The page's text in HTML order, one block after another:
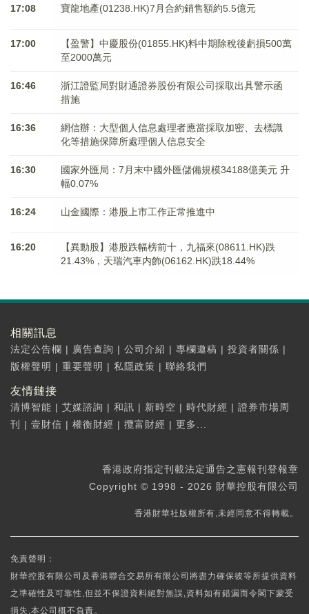
17:08 寶龍地產(01238.HK)7月合約銷售額約5.5億元
17:00
【盈警】中慶股份(01855.HK)料中期除稅後虧損500萬
至2000萬元
16:46
浙江證監局對財通證券股份有限公司採取出具警示函
措施
16:36
網信辦：大型個人信息處理者應當採取加密、去標識
化等措施保障所處理個人信息安全
16:30
國家外匯局：7月末中國外匯儲備規模34188億美元 升
幅0.07%
16:24 山金國際：港股上市工作正常推進中
16:20
【異動股】港股跌幅榜前十，九福來(08611.HK)跌
21.43%，天瑞汽車内飾(06162.HK)跌18.44%
相關訊息
法定公告欄 | 廣告查詢 | 公司介紹 | 專欄邀稿 | 投資者關係 |
版權聲明 | 重要聲明 | 私隱政策 | 聯絡我們
友情鏈接
清博智能 | 艾媒諮詢 | 和訊 | 新時空 | 時代財經 | 證券市場周
刊
| 壹財信 | 權衡財經 | 攬富財經 | 更多...
香港政府指定刊載法定通告之憲報刊登報章
Copyright © 1998 - 2026 財華控股有限公司
香港財華社版權所有,未經同意不得轉載。
免責聲明：
財華控股有限公司及香港聯合交易所有限公司將盡力確保彼等所提供資料
之準確性及可靠性,但並不保證資料絕對無誤,資料如有錯漏而令閣下蒙受
損失,本公司概不負責。